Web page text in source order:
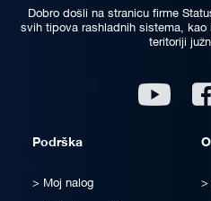
Dobro došli na stranicu firme
svih tipova rashladnih sistema,
teritoriji
Youtube
Podrška
Moj nalog